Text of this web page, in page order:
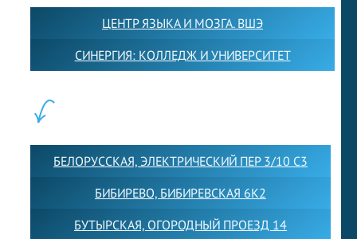
ЦЕНТР ЯЗЫКА И МОЗГА. ВШЭ
СИНЕРГИЯ: КОЛЛЕДЖ И УНИВЕРСИТЕТ
БЕЛОРУССКАЯ, ЭЛЕКТРИЧЕСКИЙ ПЕР 3/10 С3
БИБИРЕВО, БИБИРЕВСКАЯ 6К2
БУТЫРСКАЯ, ОГОРОДНЫЙ ПРОЕЗД 14